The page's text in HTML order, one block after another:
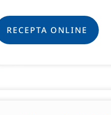
RECEPTA ONLINE